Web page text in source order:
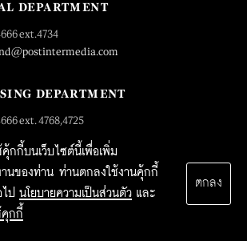
กกี้บนเว็บไซต์นี้เพื่อเพิ่ม
นของท่าน ท่านตกลงใช้งานคุ้กกี้
ป นโยบายความเป็นส่วนตัว และ
คุกกี้
ตกลง
DEPARTMENT
ext.4734
DEPARTMENT
ext. 4768,4725
DEPARTMENT
ext.4659